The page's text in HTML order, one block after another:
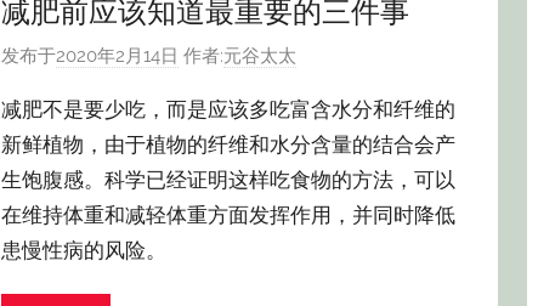
减肥前应该知道最重要的三件事
发布于2020年2月14日 作者:元谷太太
减肥不是要少吃，而是应该多吃富含水分和纤维的
新鲜植物，由于植物的纤维和水分含量的结合会产
生饱腹感。科学已经证明这样吃食物的方法，可以
在维持体重和减轻体重方面发挥作用，并同时降低
患慢性病的风险。